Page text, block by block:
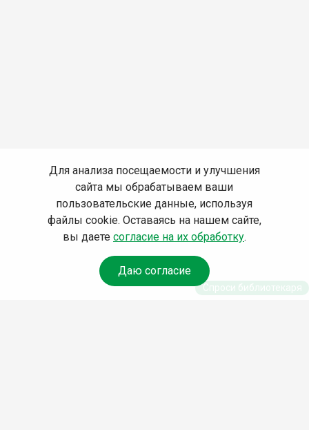
Для анализа посещаемости и улучшения
сайта мы обрабатываем ваши
пользовательские данные, используя
файлы cookie. Оставаясь на нашем сайте,
вы даете согласие на их обработку.
Даю согласие
Спроси библиотекаря